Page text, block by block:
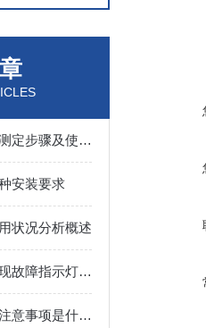
成都溶解氧测试仪的测定步骤及使用注意事项如下
安装要求
状况分析概述
成都超声波液位计出现故障指示灯常亮的情况主要有以下两种
风向仪的使用方法和注意事项是什么？